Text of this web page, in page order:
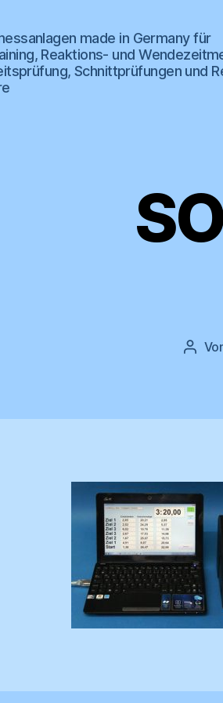
made in Germany für
Reaktions- und
Schnittprüfungen und